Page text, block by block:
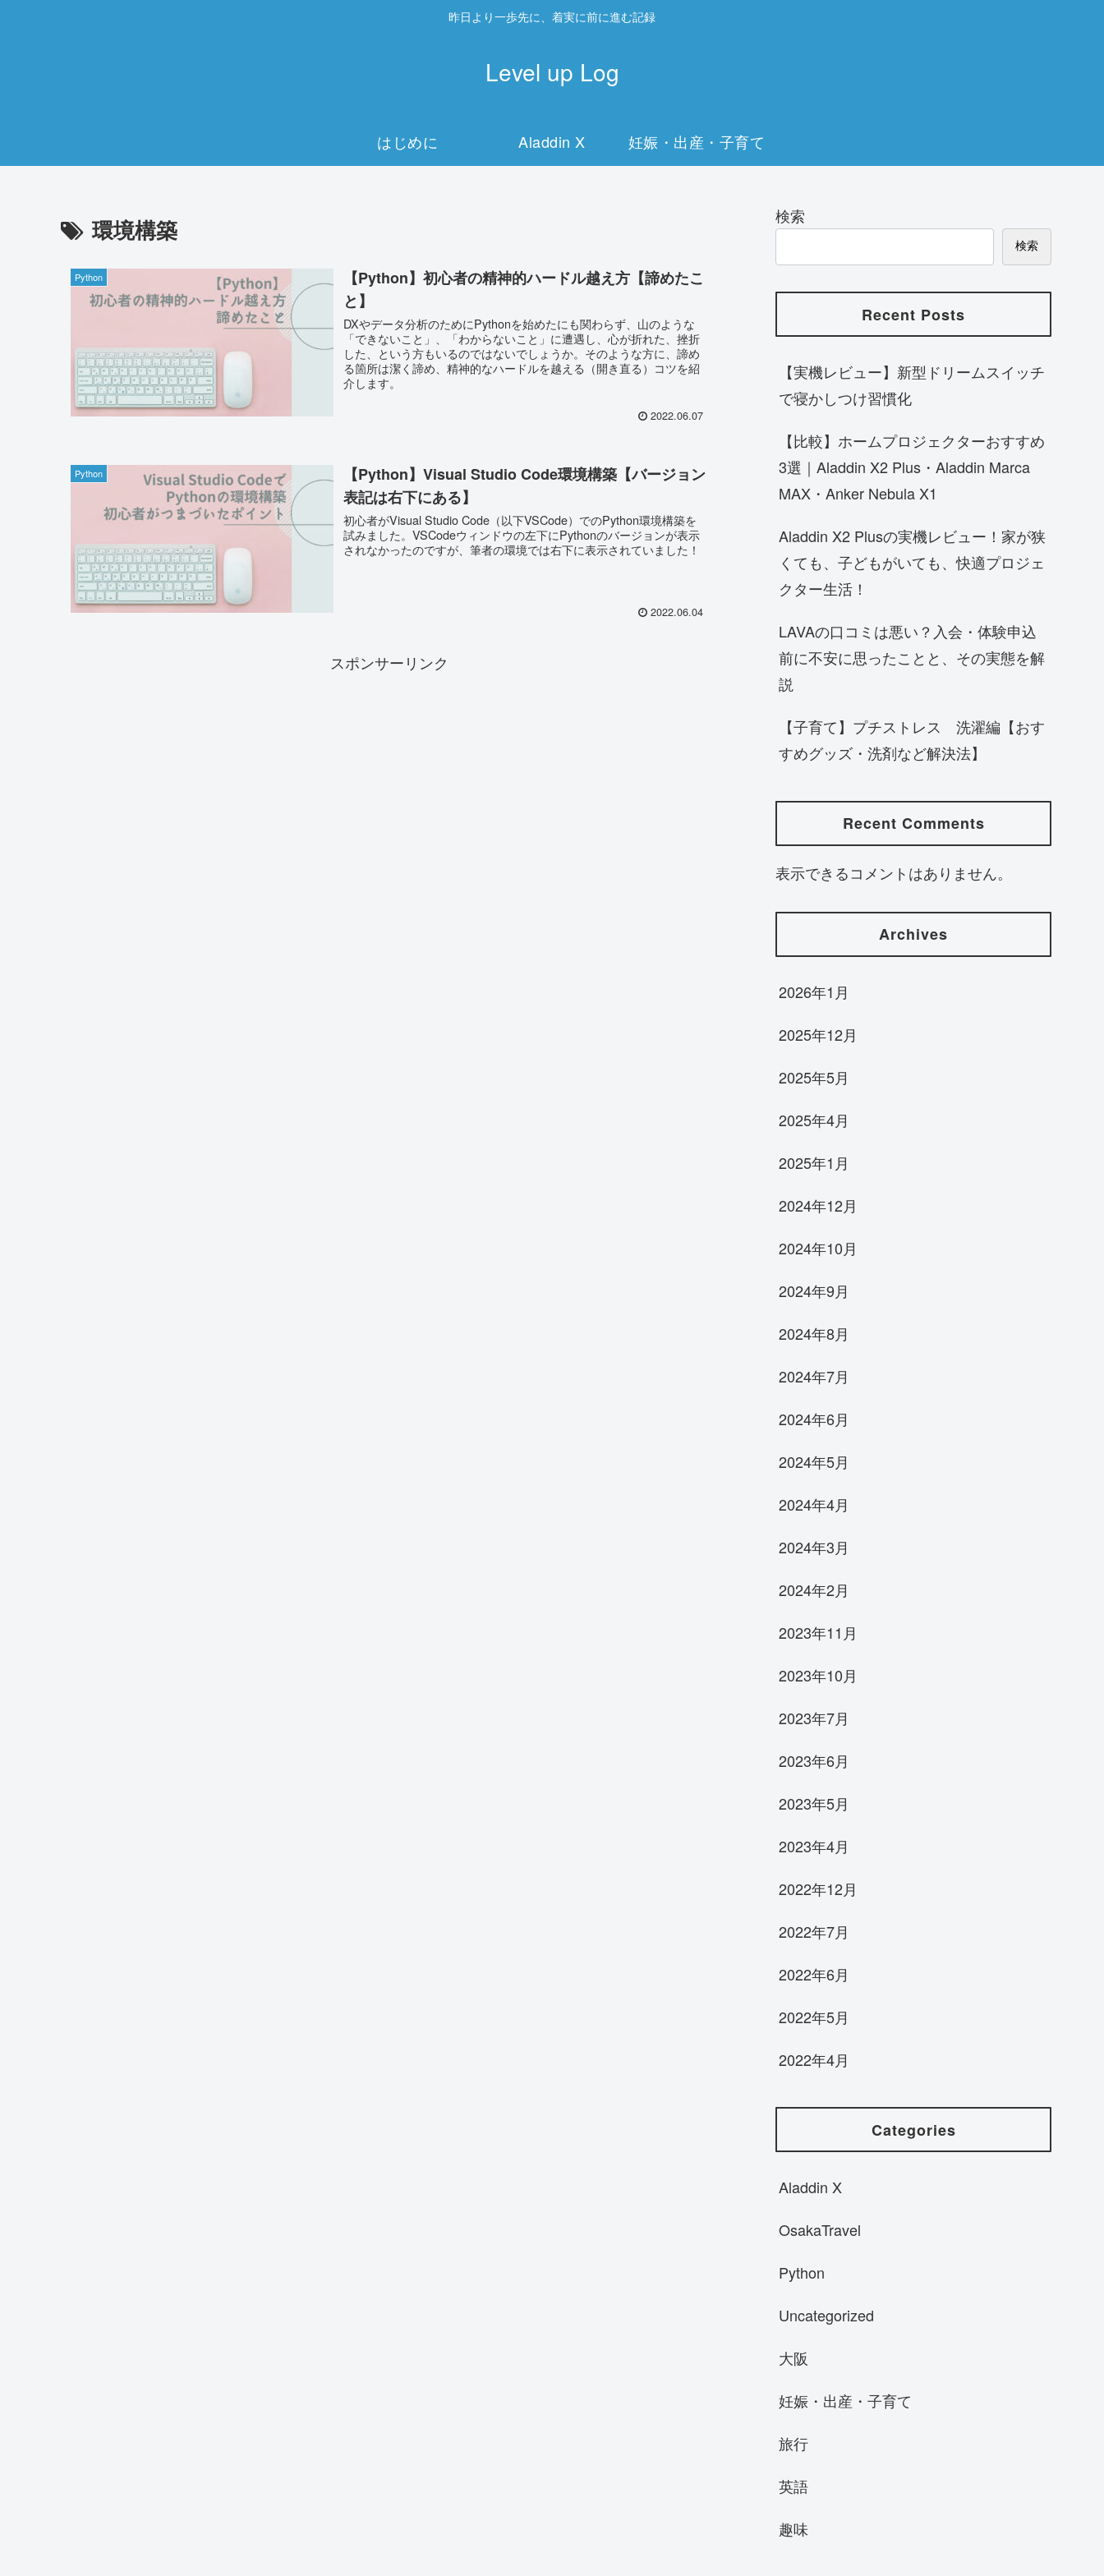
昨日より一歩先に、着実に前に進む記録
Level up Log
はじめに Aladdin X 妊娠・出産・子育て
環境構築
Python
【Python】初心者の精神的ハードル越え方【諦めたこ
と】
DXやデータ分析のためにPythonを始めたにも関わらず、山のような
「できないこと」、「わからないこと」に遭遇し、心が折れた、挫折
した、という方もいるのではないでしょうか。そのような方に、諦め
る箇所は潔く諦め、精神的なハードルを越える（開き直る）コツを紹
介します。
2022.06.07
Python
【Python】Visual Studio Code環境構築【バージョン
表記は右下にある】
初心者がVisual Studio Code（以下VSCode）でのPython環境構築を
試みました。VSCodeウィンドウの左下にPythonのバージョンが表示
されなかったのですが、筆者の環境では右下に表示されていました！
2022.06.04
スポンサーリンク
検索
検索
Recent Posts
【実機レビュー】新型ドリームスイッチ
で寝かしつけ習慣化
【比較】ホームプロジェクターおすすめ
3選｜Aladdin X2 Plus・Aladdin Marca
MAX・Anker Nebula X1
Aladdin X2 Plusの実機レビュー！家が狭
くても、子どもがいても、快適プロジェ
クター生活！
LAVAの口コミは悪い？入会・体験申込
前に不安に思ったことと、その実態を解
説
【子育て】プチストレス 洗濯編【おす
すめグッズ・洗剤など解決法】
Recent Comments
表示できるコメントはありません。
Archives
2026年1月
2025年12月
2025年5月
2025年4月
2025年1月
2024年12月
2024年10月
2024年9月
2024年8月
2024年7月
2024年6月
2024年5月
2024年4月
2024年3月
2024年2月
2023年11月
2023年10月
2023年7月
2023年6月
2023年5月
2023年4月
2022年12月
2022年7月
2022年6月
2022年5月
2022年4月
Categories
Aladdin X
OsakaTravel
Python
Uncategorized
大阪
妊娠・出産・子育て
旅行
英語
趣味